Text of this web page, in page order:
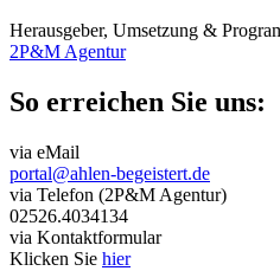
Herausgeber, Umsetzung &
2P&M Agentur
So erreichen Sie uns:
via eMail
portal@ahlen-begeistert.de
via Telefon (2P&M Agentur)
02526.4034134
via Kontaktformular
Klicken Sie hier